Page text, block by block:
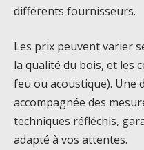
différents fournisseurs.
Les prix peuvent varier
la qualité du bois, et les
feu ou acoustique). Une
accompagnée des
techniques réfléchis,
adapté à vos attentes.